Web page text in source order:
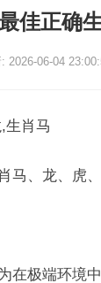
佳正确
2026-06-04
生肖马
马、龙、虎
在极端环境